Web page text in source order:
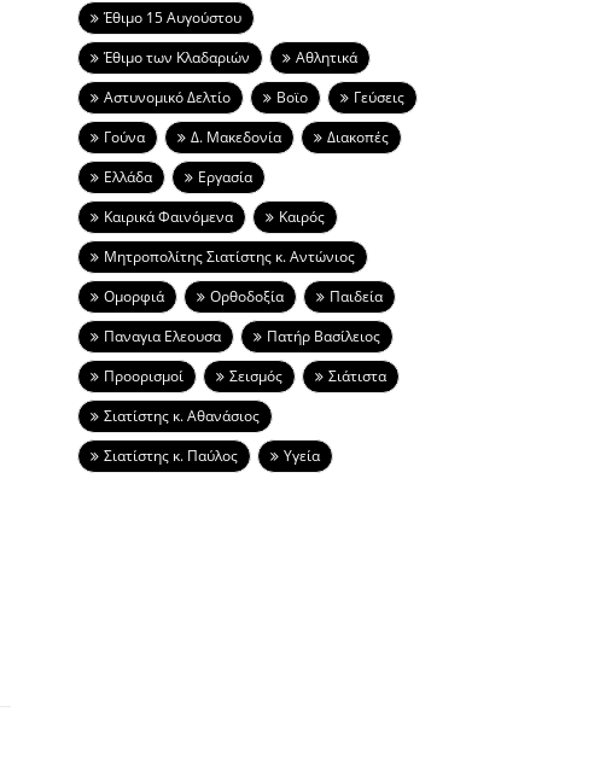
Έθιμο 15 Αυγούστου
Έθιμο των Κλαδαριών
Αθλητικά
Αστυνομικό Δελτίο
Βοϊο
Γεύσεις
Γούνα
Δ. Μακεδονία
Διακοπές
Ελλάδα
Εργασία
Καιρικά Φαινόμενα
Καιρός
Μητροπολίτης Σιατίστης κ. Αντώνιος
Ομορφιά
Ορθοδοξία
Παιδεία
Παναγια Ελεουσα
Πατήρ Βασίλειος
Προορισμοί
Σεισμός
Σιάτιστα
Σιατίστης κ. Αθανάσιος
Σιατίστης κ. Παύλος
Υγεία